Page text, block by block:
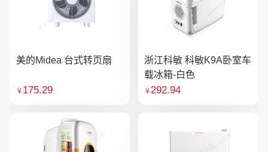
美的Midea 台式转页扇
￥ 175.29
浙江科敏 科敏K9A卧室车
载冰箱-白色
￥292.94